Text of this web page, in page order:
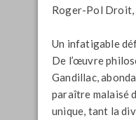
Roger-Pol Droit,
Un infatigable
De l’œuvre
Gandillac,
paraître malaisé
unique, tant la